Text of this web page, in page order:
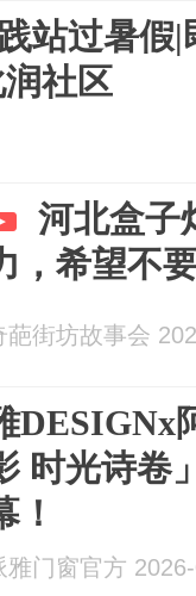
站过暑假
社区
河北盒子
，希望不
葩街坊故事会
DESIGNx
时光诗卷
！
雅门窗官方